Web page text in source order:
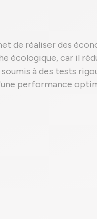
de réaliser des
écologique, car il
à des tests
performance